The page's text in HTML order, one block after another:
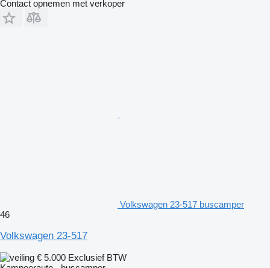
Contact opnemen met verkoper
Volkswagen 23-517 buscamper
46
Volkswagen 23-517
€ 5.000 Exclusief BTW